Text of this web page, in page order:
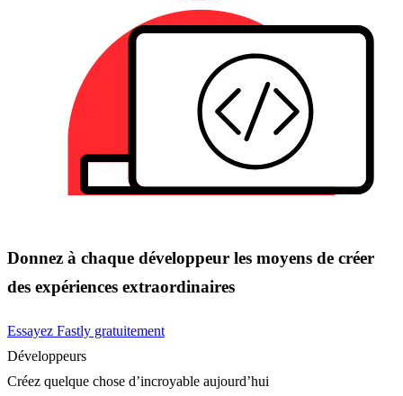
Donnez à chaque développeur les moyens de créer
des expériences extraordinaires
Essayez Fastly gratuitement
Développeurs
Créez quelque chose d’incroyable aujourd’hui